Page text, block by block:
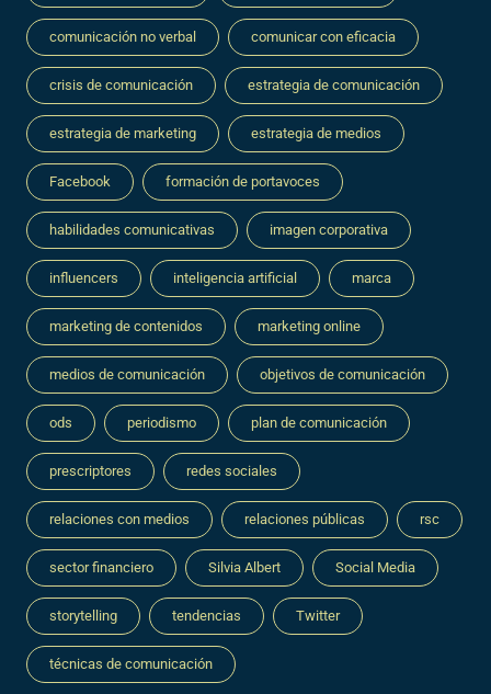
comunicación no verbal comunicar con eficacia
crisis de comunicación estrategia de comunicación
estrategia de marketing estrategia de medios
Facebook formación de portavoces
habilidades comunicativas imagen corporativa
influencers inteligencia artificial marca
marketing de contenidos marketing online
medios de comunicación objetivos de comunicación
ods periodismo plan de comunicación
prescriptores redes sociales
relaciones con medios relaciones públicas rsc
sector financiero Silvia Albert Social Media
storytelling tendencias Twitter
técnicas de comunicación